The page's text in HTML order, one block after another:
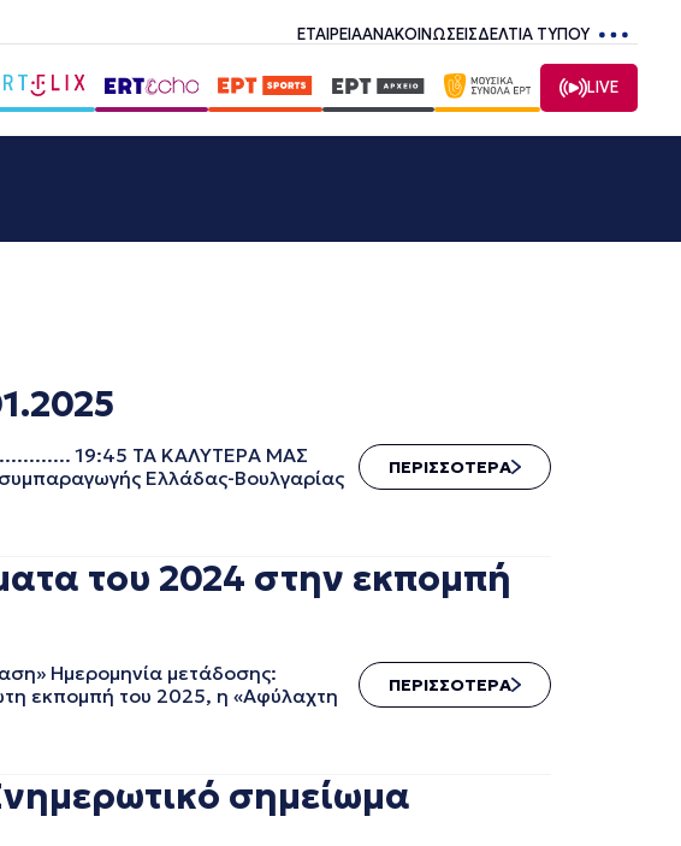
ΕΤΑΙΡΕΙΑΑΝΑΚΟΙΝΩΣΕΙΣΔΕΛΤΙΑ ΤΥΠΟΥ
LIVE
19:45 ΤΑ ΚΑΛΥΤΕΡΑ ΜΑΣ
Ελλάδας-Βουλγαρίας
ΠΕΡΙΣΣΟΤΕΡΑ
του 2024 στην εκπομπή
Ημερομηνία μετάδοσης:
εκπομπή του 2025, η «Αφύλαχτη
ΠΕΡΙΣΣΟΤΕΡΑ
σημείωμα